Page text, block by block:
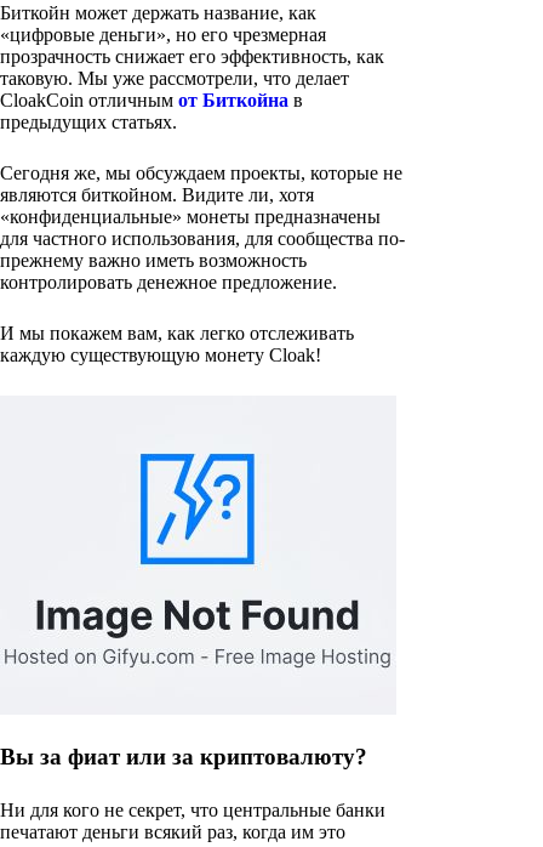
Биткойн может держать название, как
«цифровые деньги», но его чрезмерная
прозрачность снижает его эффективность, как
таковую. Мы уже рассмотрели, что делает
CloakCoin отличным от Биткойна в
предыдущих статьях.
Сегодня же, мы обсуждаем проекты, которые не
являются биткойном. Видите ли, хотя
«конфиденциальные» монеты предназначены
для частного использования, для сообщества по-
прежнему важно иметь возможность
контролировать денежное предложение.
И мы покажем вам, как легко отслеживать
каждую существующую монету Cloak!
Вы за фиат или за криптовалюту?
Ни для кого не секрет, что центральные банки
печатают деньги всякий раз, когда им это